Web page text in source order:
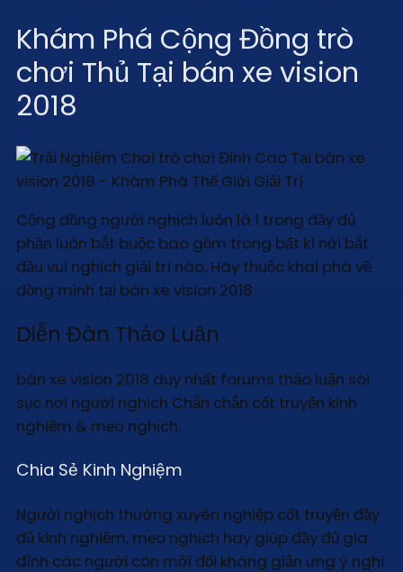
Khám Phá Cộng Đồng trò
chơi Thủ Tại bán xe vision
2018
Cộng đồng người nghịch luôn là 1 trong đầy đủ
phần luôn bắt buộc bao gồm trong bất kì nới bắt
đầu vui nghịch giải trí nào. Hãy thuộc khai phá về
đồng minh tại bán xe vision 2018.
Diễn Đàn Thảo Luận
bán xe vision 2018 duy nhất forums thảo luận sôi
sục nơi người nghịch Chắn chắn cốt truyện kinh
nghiệm & mẹo nghịch.
Chia Sẻ Kinh Nghiệm
Người nghịch thường xuyên nghiệp cốt truyện đầy
đủ kinh nghiệm, mẹo nghịch hay giúp đầy đủ gia
đình các người còn mới đối kháng giản ưng ý nghi